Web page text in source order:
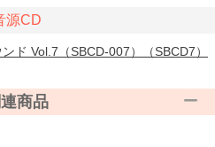
源CD
ド Vol.7（SBCD-007）（SBCD7）
商品